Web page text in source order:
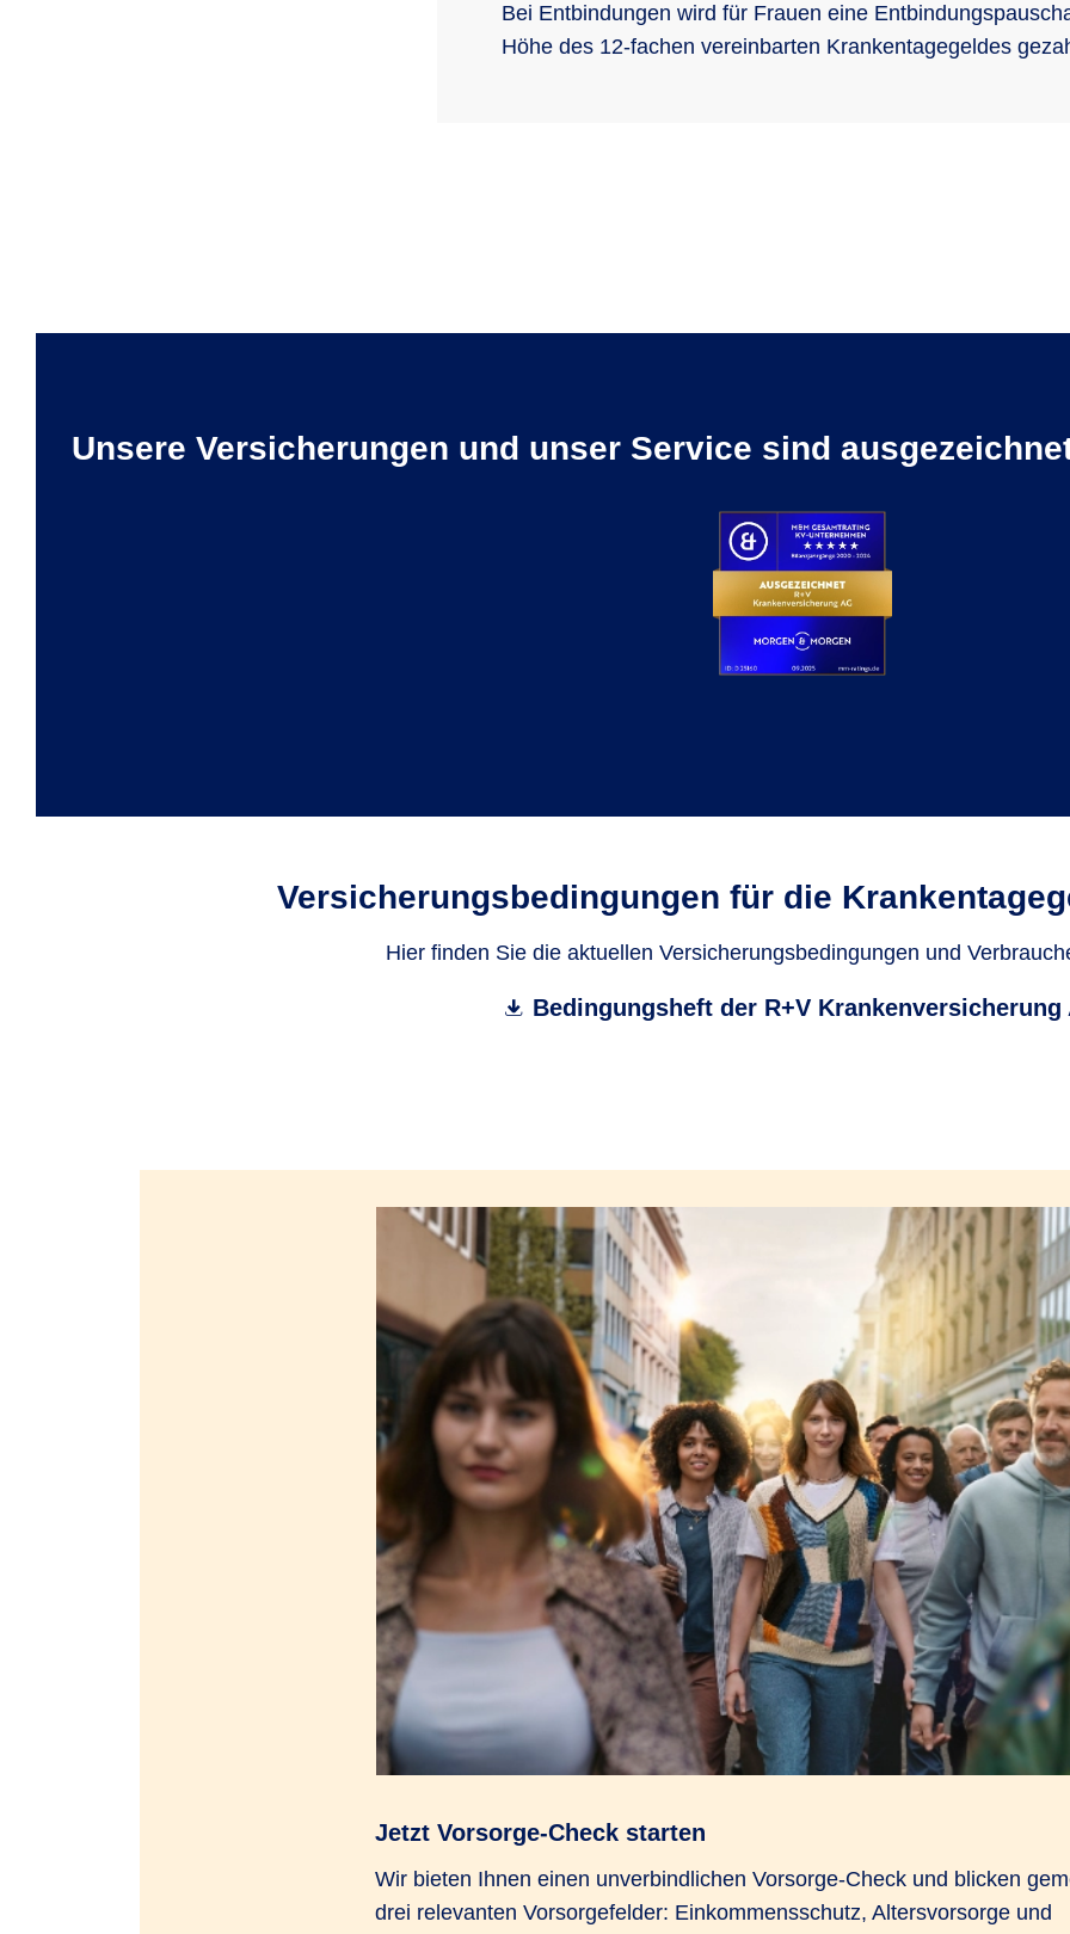
Bei Entbindungen wird für Frauen eine
Höhe des 12-fachen vereinbarten Krankentagegeldes
Unsere Versicherungen und unser Service sind
Versicherungs­bedingungen für die
Hier finden Sie die aktuellen Versicherungsbedingungen und
Bedingungsheft der R+V Krankenversicherung
Jetzt Vorsorge-Check starten
Wir bieten Ihnen einen unverbindlichen Vorsorge-Check und blicken
drei relevanten Vorsorgefelder: Einkommensschutz, Altersvorsorge und